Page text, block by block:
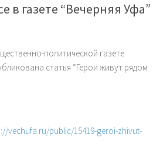
в газете “Вечерняя Уфа”
политической газете
статья “Герои живут рядом
vechufa.ru/public/15419-geroi-zhivut-